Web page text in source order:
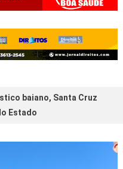
baiano, Santa Cruz
Estado